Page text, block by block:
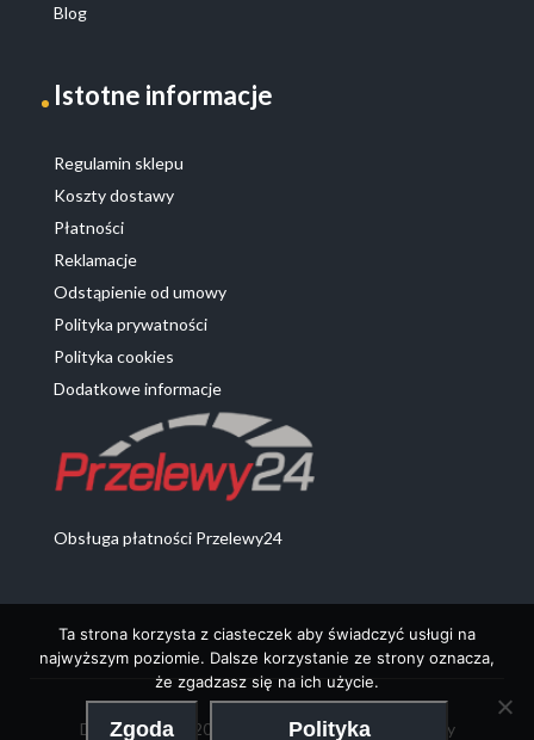
Ta strona korzysta z ciasteczek aby świadczyć usługi na
najwyższym poziomie. Dalsze korzystanie ze strony oznacza,
że zgadzasz się na ich użycie.
Zgoda Polityka
Blog
Istotne informacje
Regulamin sklepu
Koszty dostawy
Płatności
Reklamacje
Odstąpienie od umowy
Polityka prywatności
Polityka cookies
Dodatkowe informacje
Obsługa płatności Przelewy24
DeProdukty 2020 - Chemia z Niemiec oraz artykuły